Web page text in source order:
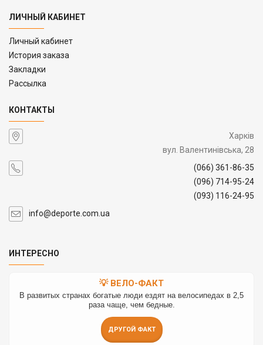
ЛИЧНЫЙ КАБИНЕТ
Личный кабинет
История заказа
Закладки
Рассылка
КОНТАКТЫ
Харків
вул. Валентинівська, 28
(066) 361-86-35
(096) 714-95-24
(093) 116-24-95
info@deporte.com.ua
ИНТЕРЕСНО
💡 ВЕЛО-ФАКТ
В развитых странах богатые люди ездят на велосипедах в 2,5
раза чаще, чем бедные.
ДРУГОЙ ФАКТ